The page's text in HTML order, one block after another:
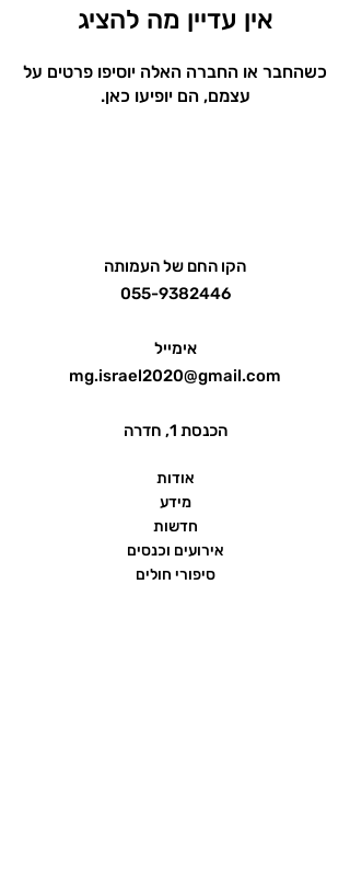
אין עדיין מה להציג
כשהחבר או החברה האלה יוסיפו פרטים על
עצמם, הם יופיעו כאן.
הקו החם של העמותה
055-9382446
אימייל
mg.israel2020@gmail.com
הכנסת 1, חדרה
אודות
מידע
חדשות
אירועים וכנסים
סיפורי חולים